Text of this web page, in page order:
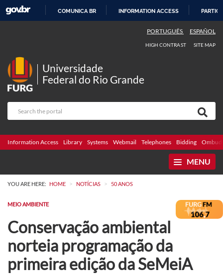
COMUNICA BR INFORMATION ACCESS
PORTUGUÊS ESPAÑOL
HIGH CONTRAST SITE MAP
Universidade
Federal do Rio Grande
Information Access Library Systems Webmail Telephones Bidding
MENU
YOU ARE HERE: HOME > NOTÍCIAS > 50 ANOS
MEIO AMBIENTE
Conservação ambiental
norteia programação da
primeira edição da SeMeiA